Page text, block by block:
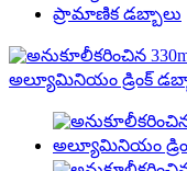
ప్రామాణిక డబ్బాలు